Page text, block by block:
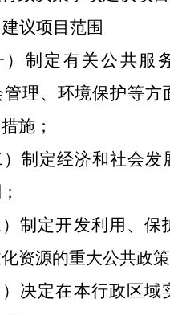
议项目范围
）制定有关公共服
理、环境保护等方
施；
）制定经济和社会发
）制定开发利用、保
资源的重大公共政策
）决定在本行政区域